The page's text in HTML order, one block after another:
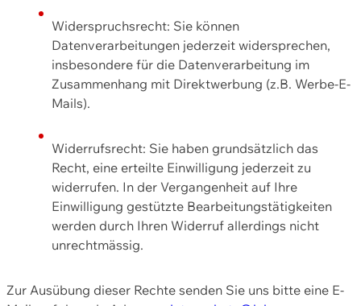
Widerspruchsrecht: Sie können
Datenverarbeitungen jederzeit widersprechen,
insbesondere für die Datenverarbeitung im
Zusammenhang mit Direktwerbung (z.B. Werbe-E-
Mails).
Widerrufsrecht: Sie haben grundsätzlich das
Recht, eine erteilte Einwilligung jederzeit zu
widerrufen. In der Vergangenheit auf Ihre
Einwilligung gestützte Bearbeitungstätigkeiten
werden durch Ihren Widerruf allerdings nicht
unrechtmässig.
Zur Ausübung dieser Rechte senden Sie uns bitte eine E-